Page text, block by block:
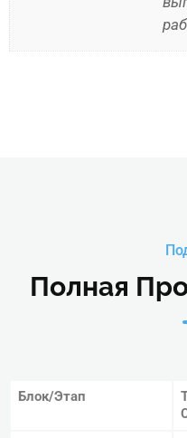
Полная
Блок/Этап